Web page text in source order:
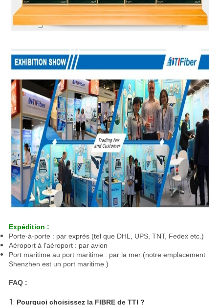
Expédition :
Porte-à-porte : par exprès (tel que DHL, UPS, TNT, Fedex etc.)
Aéroport à l'aéroport : par avion
Port maritime au port maritime : par la mer (notre emplacement
Shenzhen est un port maritime.)
FAQ :
1. Pourquoi choisissez la FIBRE de TTI ?